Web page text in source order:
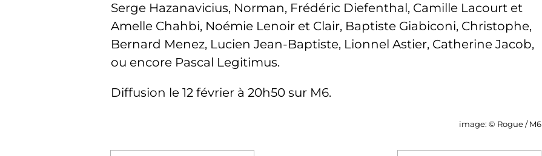
Serge Hazanavicius, Norman, Frédéric Diefenthal, Camille Lacourt et
Amelle Chahbi, Noémie Lenoir et Clair, Baptiste Giabiconi, Christophe,
Bernard Menez, Lucien Jean-Baptiste, Lionnel Astier, Catherine Jacob,
ou encore Pascal Legitimus.
Diffusion le 12 février à 20h50 sur M6.
image: © Rogue / M6